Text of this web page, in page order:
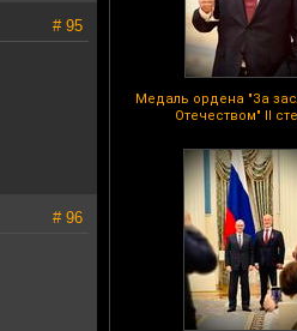
Медаль ордена "За
Отечеством" II
# 95
# 96